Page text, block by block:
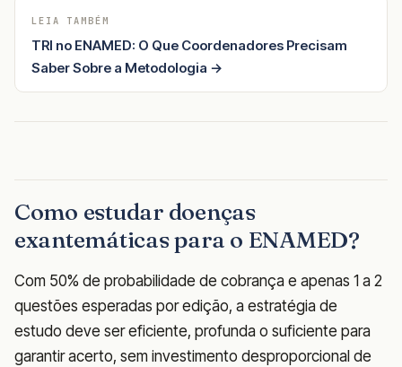
LEIA TAMBÉM
TRI no ENAMED: O Que Coordenadores Precisam
Saber Sobre a Metodologia →
Como estudar doenças
exantemáticas para o ENAMED?
Com 50% de probabilidade de cobrança e apenas 1 a 2
questões esperadas por edição, a estratégia de
estudo deve ser eficiente, profunda o suficiente para
garantir acerto, sem investimento desproporcional de